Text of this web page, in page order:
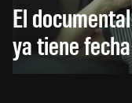
El
ya tiene